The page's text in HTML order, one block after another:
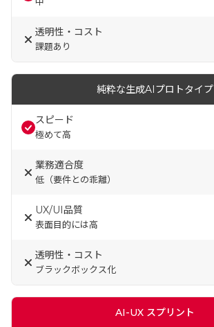
透明性・コスト
課題あり
純粋な生成AIプロトタイプ
スピード
極めて高
業務適合度
低（要件との乖離）
UX/UI品質
表面目的には高
透明性・コスト
ブラックボックス化
AI-UX スプリント